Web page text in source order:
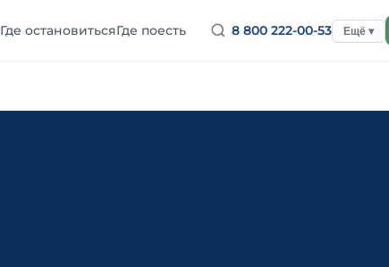
Где остановитьсяГде поесть 8 800 222-00-53 Ещё ▾